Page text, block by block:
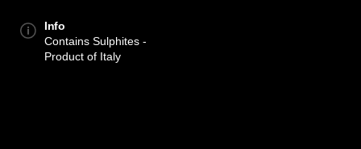
Info
Contains Sulphites -
Product of Italy